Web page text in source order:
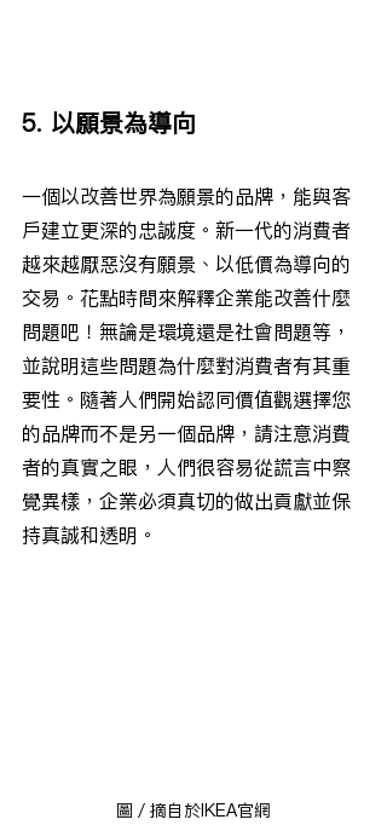
5. 以願景為導向
一個以改善世界為願景的品牌，能與客
戶建立更深的忠誠度。新一代的消費者
越來越厭惡沒有願景、以低價為導向的
交易。花點時間來解釋企業能改善什麼
問題吧！無論是環境還是社會問題等，
並說明這些問題為什麼對消費者有其重
要性。隨著人們開始認同價值觀選擇您
的品牌而不是另一個品牌，請注意消費
者的真實之眼，人們很容易從謊言中察
覺異樣，企業必須真切的做出貢獻並保
持真誠和透明。
圖／摘自於IKEA官網